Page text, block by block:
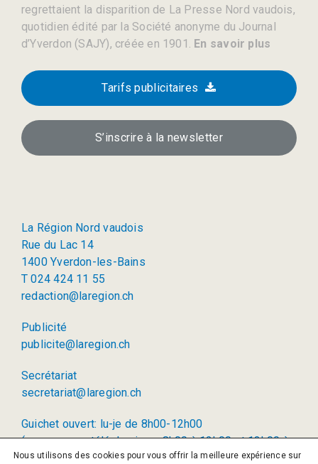
regrettaient la disparition de La Presse Nord vaudois,
quotidien édité par la Société anonyme du Journal
d’Yverdon (SAJY), créée en 1901. En savoir plus
Tarifs publicitaires
S’inscrire à la newsletter
La Région Nord vaudois
Rue du Lac 14
1400 Yverdon-les-Bains
T 024 424 11 55
redaction@laregion.ch
Publicité
publicite@laregion.ch
Secrétariat
secretariat@laregion.ch
Guichet ouvert: lu-je de 8h00-12h00
(permanence téléphonique: 8h00 à 12h00 et 13h00 à
17h00)
Nous utilisons des cookies pour vous offrir la meilleure expérience sur